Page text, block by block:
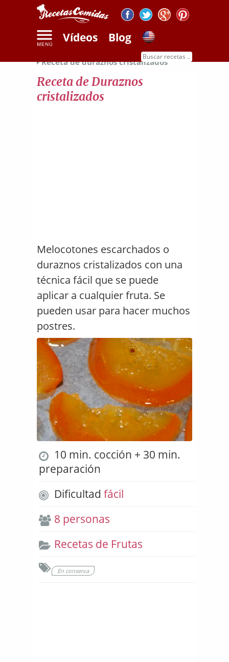
Vídeos Blog
Recetas de frutas
Receta de duraznos cristalizados
Receta de Duraznos
cristalizados
Melocotones escarchados o
duraznos cristalizados con una
técnica fácil que se puede
aplicar a cualquier fruta. Se
pueden usar para hacer muchos
postres.
10 min. cocción + 30 min.
preparación
Dificultad fácil
8 personas
Recetas de Frutas
En conserva